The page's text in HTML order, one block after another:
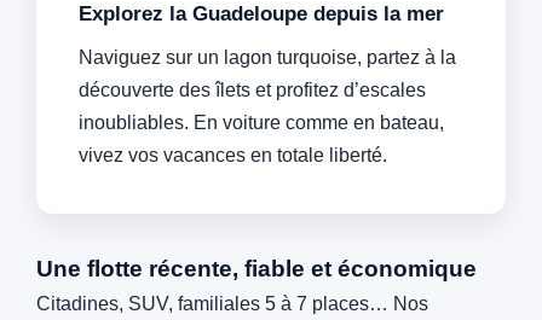
Explorez la Guadeloupe depuis la mer
Naviguez sur un lagon turquoise, partez à la
découverte des îlets et profitez d’escales
inoubliables. En voiture comme en bateau,
vivez vos vacances en totale liberté.
Une flotte récente, fiable et économique
Citadines, SUV, familiales 5 à 7 places… Nos